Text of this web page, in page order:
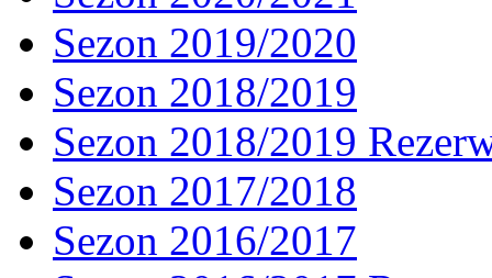
Sezon 2019/2020
Sezon 2018/2019
Sezon 2018/2019
Sezon 2017/2018
Sezon 2016/2017